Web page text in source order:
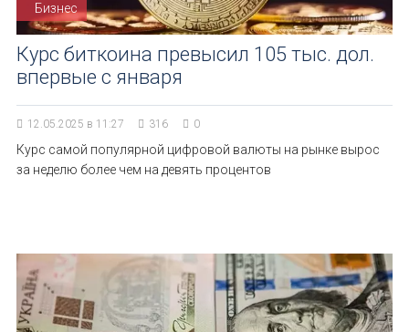
Бизнес
Курс биткоина превысил 105 тыс. дол.
впервые с января
12.05.2025 в 11:27 316 0
Курс самой популярной цифровой валюты на рынке вырос
за неделю более чем на девять процентов